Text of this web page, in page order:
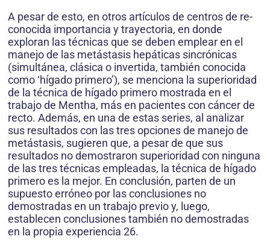
A pesar de esto, en otros artículos de centros de re­
conocida importancia y trayectoria, en donde
exploran las técnicas que se deben emplear en el
manejo de las metástasis hepáticas sincrónicas
(simultánea, clásica o invertida, también conocida
como ‘hígado primero’), se menciona la superioridad
de la técnica de hígado primero mostrada en el
trabajo de Mentha, más en pacientes con cáncer de
recto. Además, en una de estas series, al ana­lizar
sus resultados con las tres opciones de manejo de
metástasis, sugieren que, a pesar de que sus
resultados no demostraron superioridad con ninguna
de las tres técnicas empleadas, la técnica de hígado
primero es la mejor. En conclusión, parten de un
supuesto erróneo por las conclusiones no
demostradas en un trabajo previo y, luego,
establecen conclusiones también no demostradas
en la propia experiencia 26.